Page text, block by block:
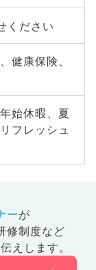
ください
健康保険、
始休暇、夏
フレッシュ
ーが
修制度など
えします。